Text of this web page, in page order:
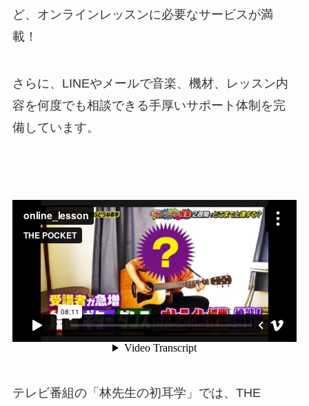
ど、オンラインレッスンに必要なサービスが満
載！
さらに、LINEやメールで音楽、機材、レッスン内
容を何度でも相談できる手厚いサポート体制を完
備しています。
テレビ番組の「林先生の初耳学」では、THE